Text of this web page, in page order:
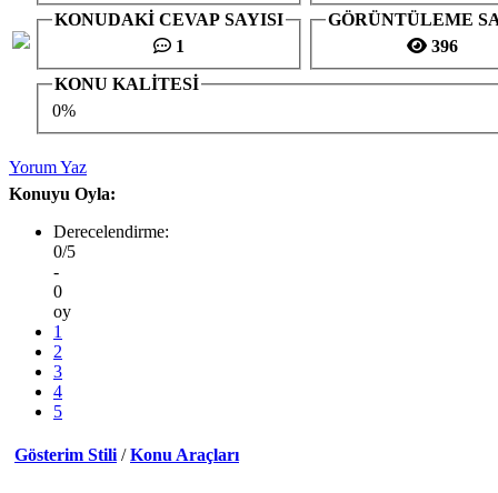
KONUDAKİ CEVAP SAYISI
1
GÖRÜNTÜLEME
396
KONU KALİTESİ
0%
Yorum Yaz
Konuyu Oyla:
Derecelendirme:
0/5
-
0
oy
1
2
3
4
5
Gösterim Stili / Konu Araçları